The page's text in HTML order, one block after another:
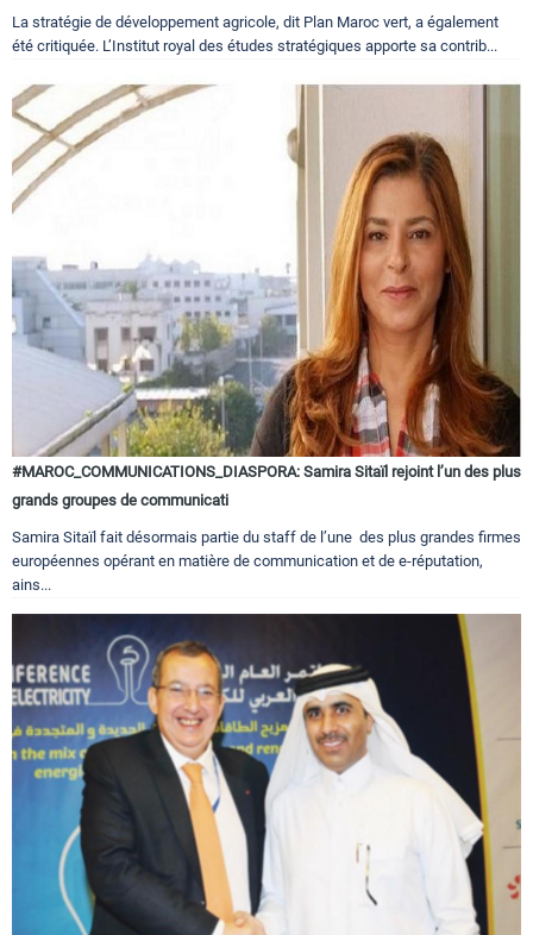
La stratégie de développement agricole, dit Plan Maroc vert, a également
été critiquée. L’Institut royal des études stratégiques apporte sa contrib...
#MAROC_COMMUNICATIONS_DIASPORA: Samira Sitaïl rejoint l’un des plus
grands groupes de communicati
Samira Sitaïl fait désormais partie du staff de l’une des plus grandes firmes
européennes opérant en matière de communication et de e-réputation,
ains...